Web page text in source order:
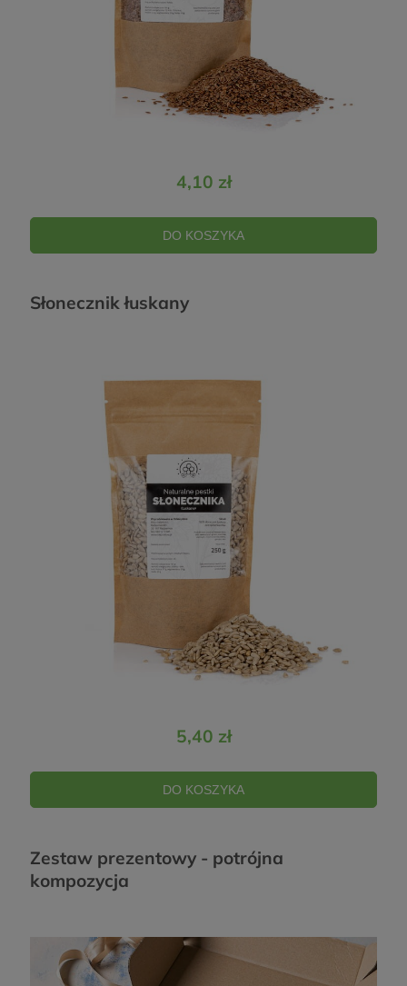
4,10 zł
DO KOSZYKA
Słonecznik łuskany
5,40 zł
DO KOSZYKA
Zestaw prezentowy - potrójna
kompozycja